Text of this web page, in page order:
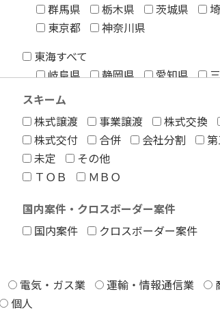
群馬県
栃木県 茨城県
東京都
神奈川県
東海すべて
岐阜県
静岡県 愛知県
中国すべて
鳥取県
島根県 岡山県
福岡県
佐賀県 長崎県
宮崎県
鹿児島県
沖縄県
スキーム
株式譲渡
事業譲渡 株式交換
株式交付
合併 会社分割
第
未定
その他
ＴＯＢ
ＭＢＯ
国内案件・クロスボーダー案件
国内案件
クロスボーダー案件
電気・ガス業 運輸・情報通信業
個人